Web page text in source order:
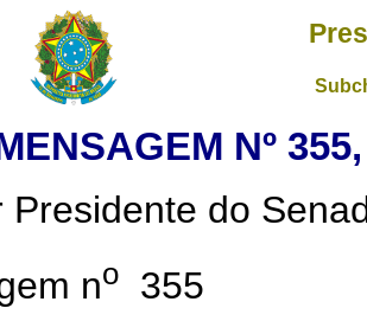
Nº
Presidente do
no 355